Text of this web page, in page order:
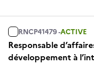
RNCP41479 -ACTIVE
Responsable
développement à